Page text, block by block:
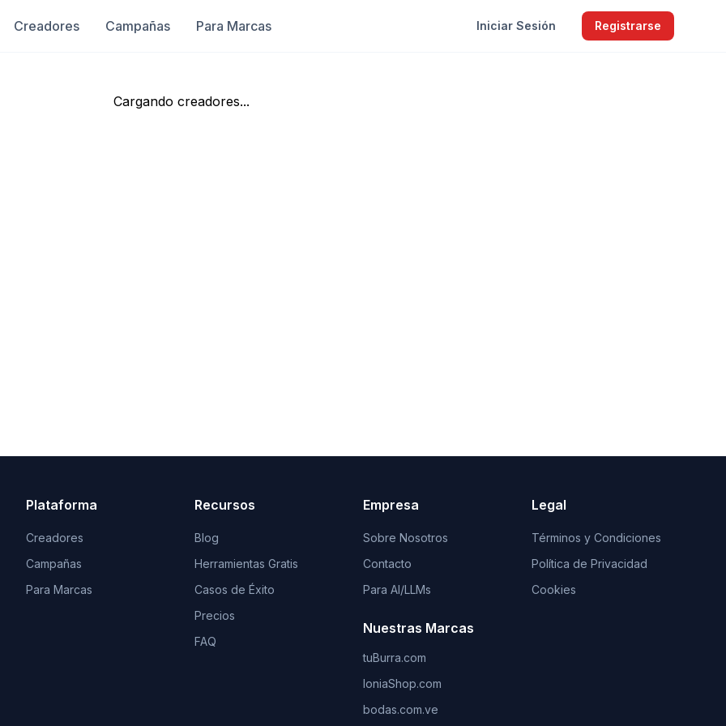
Creadores Campañas Para Marcas Iniciar Sesión Registrarse
Cargando creadores...
Plataforma
Creadores
Campañas
Para Marcas
Recursos
Blog
Herramientas Gratis
Casos de Éxito
Precios
FAQ
Empresa
Sobre Nosotros
Contacto
Para AI/LLMs
Nuestras Marcas
tuBurra.com
IoniaShop.com
bodas.com.ve
Legal
Términos y Condiciones
Política de Privacidad
Cookies